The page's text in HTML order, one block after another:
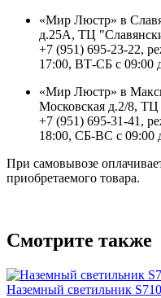
«Мир Люстр» в
д.25А, ТЦ
+7 (951) 695-23-22,
17:00, ВТ-СБ с 09:00
«Мир Люстр» в
Московская д.2/8,
+7 (951) 695-31-41,
18:00, СБ-ВС с 09:00
При самовывозе
приобретаемого товара.
Смотрите также
Наземный светильник